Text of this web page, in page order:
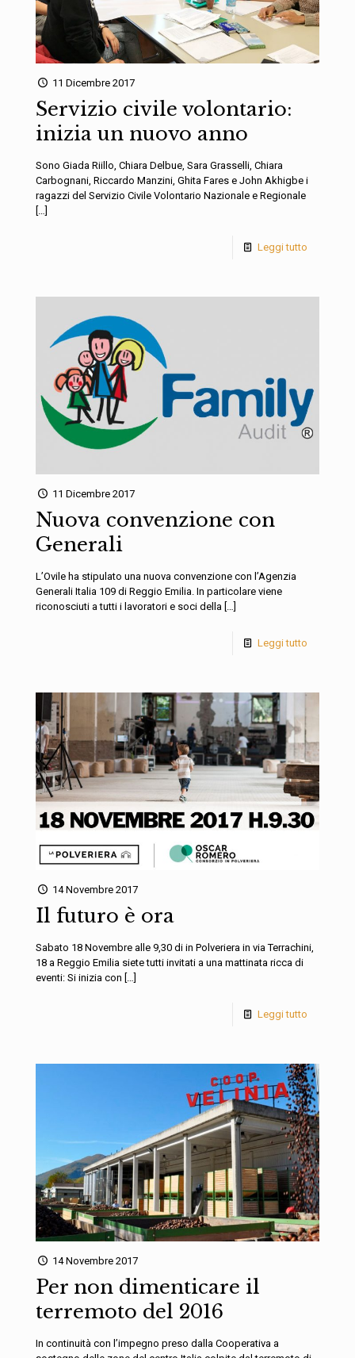
11 Dicembre 2017
Servizio civile volontario:
inizia un nuovo anno
Sono Giada Riillo, Chiara Delbue, Sara Grasselli, Chiara
Carbognani, Riccardo Manzini, Ghita Fares e John Akhigbe i
ragazzi del Servizio Civile Volontario Nazionale e Regionale
Leggi tutto
11 Dicembre 2017
Nuova convenzione con
Generali
L’Ovile ha stipulato una nuova convenzione con l’Agenzia
Generali Italia 109 di Reggio Emilia. In particolare viene
riconosciuti a tutti i lavoratori e soci della […]
Leggi tutto
14 Novembre 2017
Il futuro è ora
Sabato 18 Novembre alle 9,30 di in Polveriera in via Terrachini,
18 a Reggio Emilia siete tutti invitati a una mattinata ricca di
eventi: Si inizia con […]
Leggi tutto
14 Novembre 2017
Per non dimenticare il
terremoto del 2016
In continuità con l’impegno preso dalla Cooperativa a